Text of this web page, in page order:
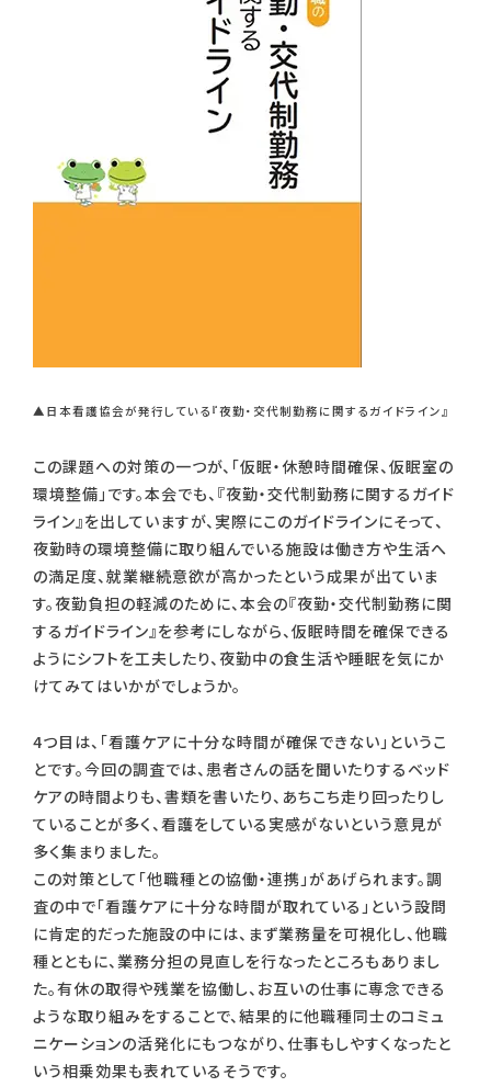
▲日本看護協会が発行している『夜勤・交代制勤務に関するガイドライン』
この課題への対策の一つが、「仮眠・休憩時間確保、仮眠室の
環境整備」です。本会でも、『夜勤・交代制勤務に関するガイド
ライン』を出していますが、実際にこのガイドラインにそって、
夜勤時の環境整備に取り組んでいる施設は働き方や生活へ
の満足度、就業継続意欲が高かったという成果が出ていま
す。夜勤負担の軽減のために、本会の『夜勤・交代制勤務に関
するガイドライン』を参考にしながら、仮眠時間を確保できる
ようにシフトを工夫したり、夜勤中の食生活や睡眠を気にか
けてみてはいかがでしょうか。
4つ目は、「看護ケアに十分な時間が確保できない」というこ
とです。今回の調査では、患者さんの話を聞いたりするベッド
ケアの時間よりも、書類を書いたり、あちこち走り回ったりし
ていることが多く、看護をしている実感がないという意見が
多く集まりました。
この対策として「他職種との協働・連携」があげられます。調
査の中で「看護ケアに十分な時間が取れている」という設問
に肯定的だった施設の中には、まず業務量を可視化し、他職
種とともに、業務分担の見直しを行なったところもありまし
た。有休の取得や残業を協働し、お互いの仕事に専念できる
ような取り組みをすることで、結果的に他職種同士のコミュ
ニケーションの活発化にもつながり、仕事もしやすくなったと
いう相乗効果も表れているそうです。